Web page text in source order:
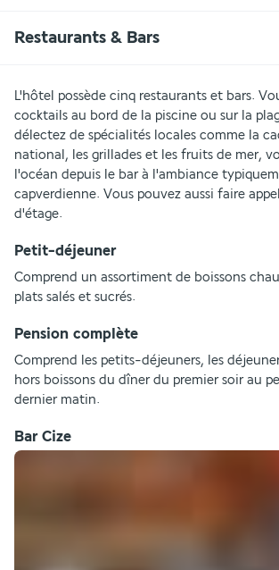
Restaurants & Bars
L'hôtel possède cinq restaurants et bars.
cocktails au bord de la piscine ou sur la
délectez de spécialités locales comme la
national, les grillades et les fruits de mer,
l'océan depuis le bar à l'ambiance
capverdienne. Vous pouvez aussi faire
d'étage.
Petit-déjeuner
Comprend un assortiment de boissons
plats salés et sucrés.
Pension complète
Comprend les petits-déjeuners, les
hors boissons du dîner du premier soir au
dernier matin.
Bar Cize